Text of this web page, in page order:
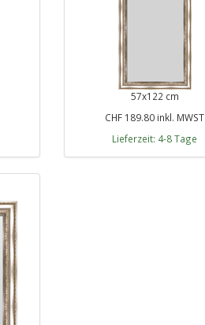
57x122 cm
CHF 189.80 inkl. MWST
Lieferzeit: 4-8 Tage